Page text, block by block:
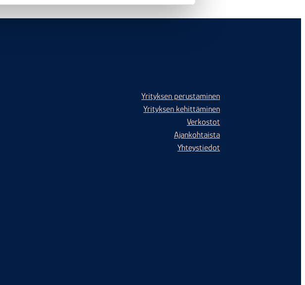
Yrityksen perustaminen
Yrityksen kehittäminen
Verkostot
Ajankohtaista
Yhteystiedot